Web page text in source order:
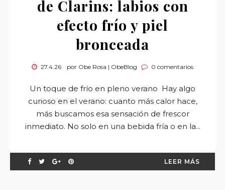
de Clarins: labios con
efecto frío y piel
bronceada
27.4.26 por Obe Rosa | ObeBlog 0 comentarios
Un toque de frío en pleno verano Hay algo
curioso en el verano: cuanto más calor hace,
más buscamos esa sensación de frescor
inmediato. No solo en una bebida fría o en la...
LEER MÁS